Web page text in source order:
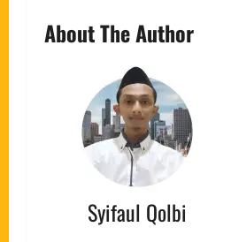
About The Author
Syifaul Qolbi